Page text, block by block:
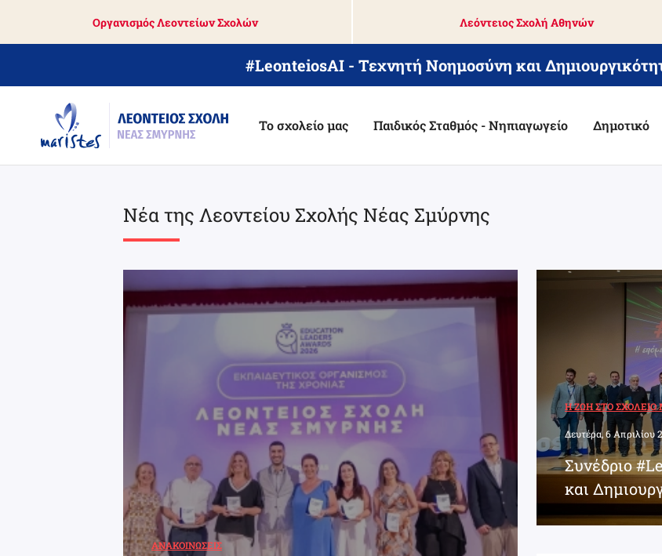
main
Οργανισμός Λεοντείων Σχολών Λεόντειος Σχολή Αθηνών
#LeonteiosAI - Τεχνητή Νοημοσύνη και
Το σχολείο μας Παιδικός Σταθμός - Νηπιαγωγείο Δημοτικό
Νέα της Λεοντείου Σχολής Νέας Σμύρνης
ΑΝΑΚΟΙΝΏΣΕΙΣ
Η ΖΩΉ ΣΤΟ ΣΧΟΛΕΊΟ
Δευτέρα, 6 Απριλίου
Συνέδριο
και